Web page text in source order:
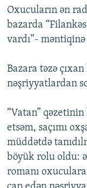
Oxucuların ən
bazarda
vardı”-
Bazara təzə
nəşriyyatlardan
“Vatan”
etsəm, saçımı
müddətdə
böyük rolu oldu:
romanı